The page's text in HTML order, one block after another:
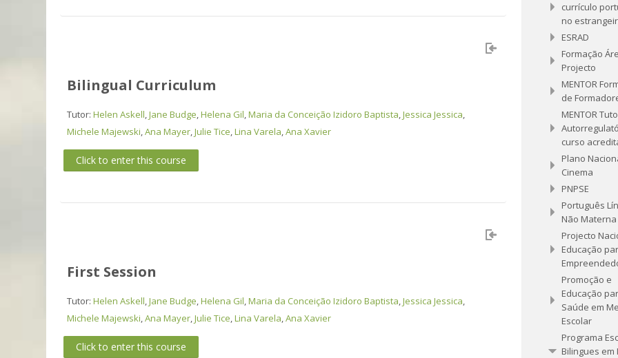
Bilingual Curriculum
Tutor:Helen Askell ,Jane Budge ,Helena Gil ,Maria da Conceição Izidoro Baptista ,Jessica Jessica
Michele Majewski ,Ana Mayer ,Julie Tice ,Lina Varela ,Ana Xavier
Click to enter this course
First Session
Tutor:Helen Askell ,Jane Budge ,Helena Gil ,Maria da Conceição Izidoro Baptista ,Jessica Jessica
Michele Majewski ,Ana Mayer ,Julie Tice ,Lina Varela ,Ana Xavier
Click to enter this course
currículo
no
ESRAD
Formação
Projecto
MENTOR
de
MENTOR
curso
Plano
Cinema
PNPSE
Português
Não Materna
Projecto
Educação
Promoção e
Educação
Saúde em
Escolar
Programa
Bilingues em